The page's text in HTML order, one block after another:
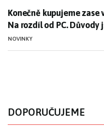
Konečně kupujeme
Konečně kupujeme zase
Na rozdíl od PC. Důvody
NOVINKY
DOPORUČUJEME